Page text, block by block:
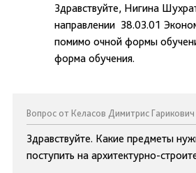
Здравствуйте, Нигина
направлении 38.03.01
помимо очной формы
форма обучения.
Вопрос от Келасов Димитрис Гарикович
Здравствуйте. Какие предметы
поступить на архитектурно-